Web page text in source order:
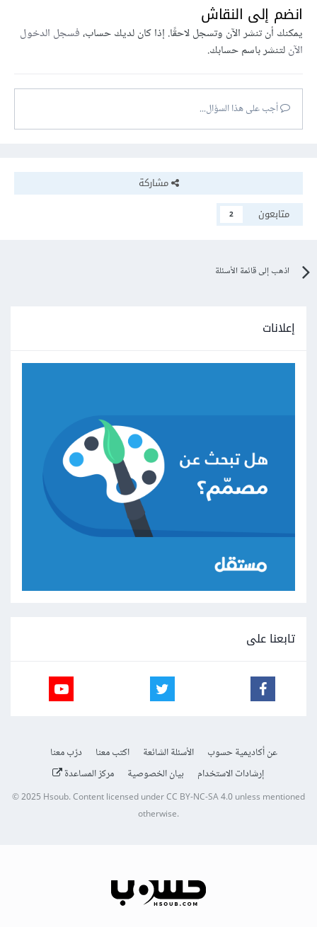
انضم إلى النقاش
يمكنك أن تنشر الآن وتسجل لاحقًا. إذا كان لديك حساب،فسجل الدخول
الآنلتنشر باسم حسابك.
أجب على هذا السؤال...
مشاركة
متابعون
2
اذهب إلى قائمة الأسئلة
إعلانات
تابعنا على
عن أكاديمية حسوب الأسئلة الشائعة اكتب معنا
درّب معنا
إرشادات الاستخدام
بيان الخصوصية مركز المساعدة
© 2025Hsoub.Content licensed underCC BY-NC-SA 4.0unless mentioned
otherwise.